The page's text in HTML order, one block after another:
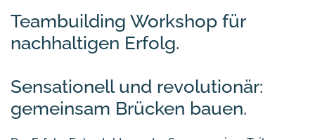
Teambuilding Workshop für
nachhaltigen Erfolg.
Sensationell und revolutionär:
gemeinsam Brücken bauen.